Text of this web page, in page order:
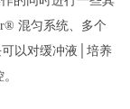
混匀系统、多个
以对缓冲液│培养